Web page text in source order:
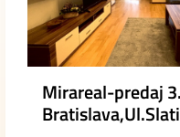
Mirareal-predaj